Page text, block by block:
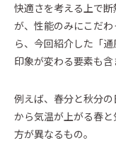
快適さを考える上で
が、性能のみにこだ
ら、今回紹介した「
印象が変わる要素も含
例えば、春分と秋分
から気温が上がる春
方が異なるもの。